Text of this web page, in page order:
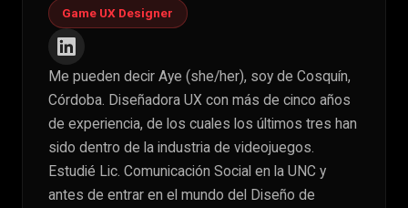
Game UX Designer
Me pueden decir Aye (she/her), soy de Cosquín,
Córdoba. Diseñadora UX con más de cinco años
de experiencia, de los cuales los últimos tres han
sido dentro de la industria de videojuegos.
Estudié Lic. Comunicación Social en la UNC y
antes de entrar en el mundo del Diseño de